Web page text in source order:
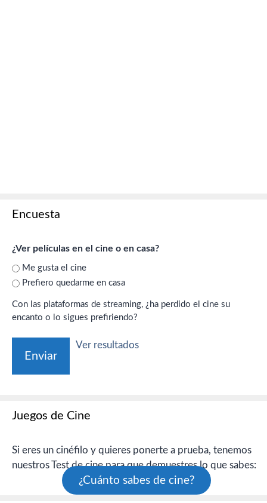
Encuesta
¿Ver películas en el cine o en casa?
Me gusta el cine
Prefiero quedarme en casa
Con las plataformas de streaming, ¿ha perdido el cine su
encanto o lo sigues prefiriendo?
Ver resultados
Juegos de Cine
Si eres un cinéfilo y quieres ponerte a prueba, tenemos
nuestros Test de cine para que demuestres lo que sabes:
¿Cuánto sabes de cine?